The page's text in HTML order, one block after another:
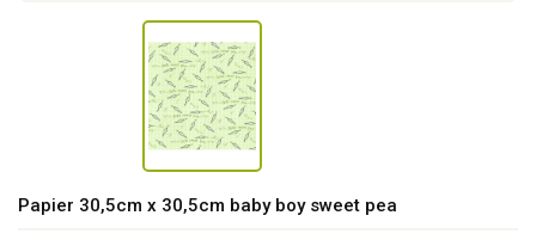
Papier 30,5cm x 30,5cm baby boy sweet pea